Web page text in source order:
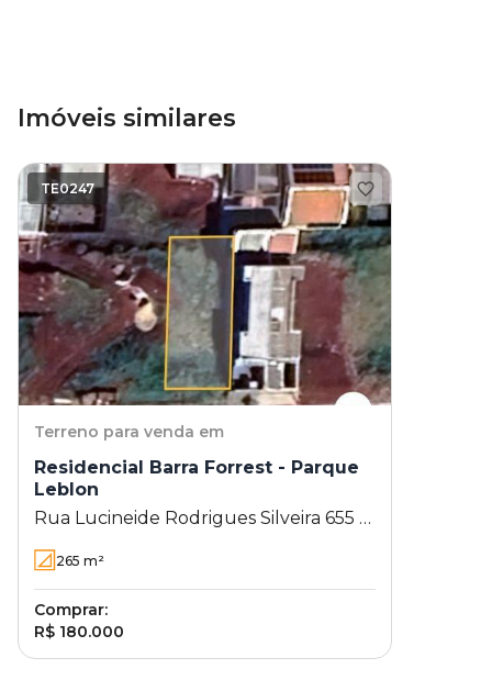
Imóveis similares
TE0247
Terreno para venda em
Residencial Barra Forrest - Parque
Leblon
Rua Lucineide Rodrigues Silveira 655 -
Parque Leblon - Londrina - PR
265 m²
Comprar:
R$ 180.000